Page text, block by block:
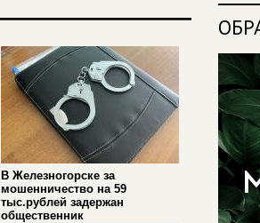
В Железногорске за
мошенничество на 59
тыс.рублей задержан
общественник